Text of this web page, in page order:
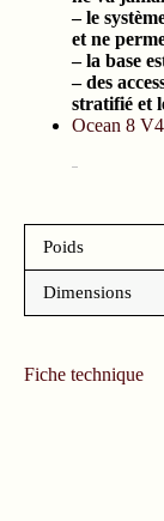
– le
et ne
– la base
– des
stratifié et
Ocean 8 V4
Poids
Dimensions
Fiche technique